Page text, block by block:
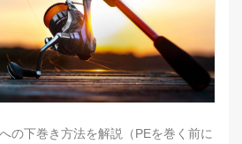
の下巻き方法を解説（PEを巻く前に